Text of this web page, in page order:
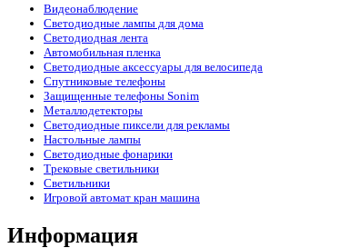
Видеонаблюдение
Светодиодные лампы для дома
Светодиодная лента
Автомобильная пленка
Светодиодные аксессуары для велосипеда
Спутниковые телефоны
Защищенные телефоны Sonim
Металлодетекторы
Светодиодные пиксели для рекламы
Настольные лампы
Светодиодные фонарики
Трековые светильники
Светильники
Игровой автомат кран машина
Информация